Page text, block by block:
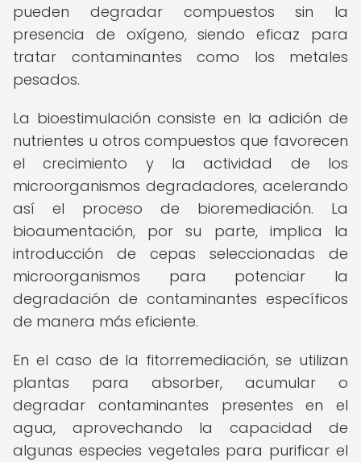
pueden degradar compuestos sin la
presencia de oxígeno, siendo eficaz para
tratar contaminantes como los metales
pesados.
La bioestimulación consiste en la adición de
nutrientes u otros compuestos que favorecen
el crecimiento y la actividad de los
microorganismos degradadores, acelerando
así el proceso de bioremediación. La
bioaumentación, por su parte, implica la
introducción de cepas seleccionadas de
microorganismos para potenciar la
degradación de contaminantes específicos
de manera más eficiente.
En el caso de la fitorremediación, se utilizan
plantas para absorber, acumular o
degradar contaminantes presentes en el
agua, aprovechando la capacidad de
algunas especies vegetales para purificar el